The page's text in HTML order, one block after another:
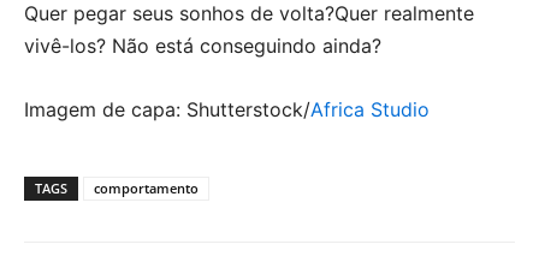
Quer pegar seus sonhos de volta?Quer realmente
vivê-los? Não está conseguindo ainda?
Imagem de capa: Shutterstock/Africa Studio
TAGS comportamento